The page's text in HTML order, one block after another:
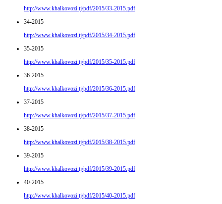
http://www.khalkovozi.tj/pdf/2015/33-2015.pdf
34-2015
http://www.khalkovozi.tj/pdf/2015/34-2015.pdf
35-2015
http://www.khalkovozi.tj/pdf/2015/35-2015.pdf
36-2015
http://www.khalkovozi.tj/pdf/2015/36-2015.pdf
37-2015
http://www.khalkovozi.tj/pdf/2015/37-2015.pdf
38-2015
http://www.khalkovozi.tj/pdf/2015/38-2015.pdf
39-2015
http://www.khalkovozi.tj/pdf/2015/39-2015.pdf
40-2015
http://www.khalkovozi.tj/pdf/2015/40-2015.pdf